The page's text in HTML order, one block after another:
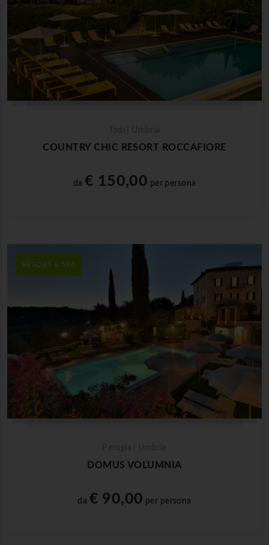
COUNTRY CHIC RESORT ROCCAFIORE
da € 150,00 per persona
RESORT & SPA
DOMUS VOLUMNIA
da € 90,00 per persona